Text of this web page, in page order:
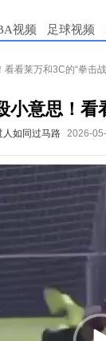
视频 足球视频
看莱万和3C的“拳击
小意思！看
人如同过马路 2026-